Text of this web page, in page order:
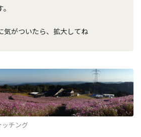
がついたら、拡大してね
チング